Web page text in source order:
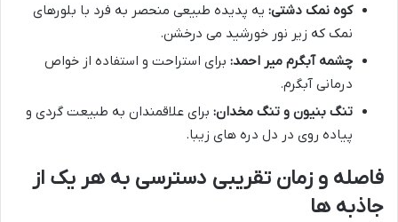
کوه نمک دشتی: یه پدیده طبیعی منحصر به فرد با بلورهای
نمک که زیر نور خورشید می درخشن.
چشمه آبگرم میر احمد: برای استراحت و استفاده از خواص
درمانی آبگرم.
تنگ بنیون و تنگ مخدان: برای علاقمندان به طبیعت گردی و
پیاده روی در دل دره های زیبا.
فاصله و زمان تقریبی دسترسی به هر یک از
جاذبه ها